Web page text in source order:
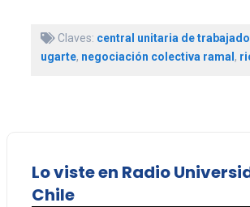
Claves: central unitaria de
ugarte, negociación colectiva ramal,
Lo viste en Radio
Chile